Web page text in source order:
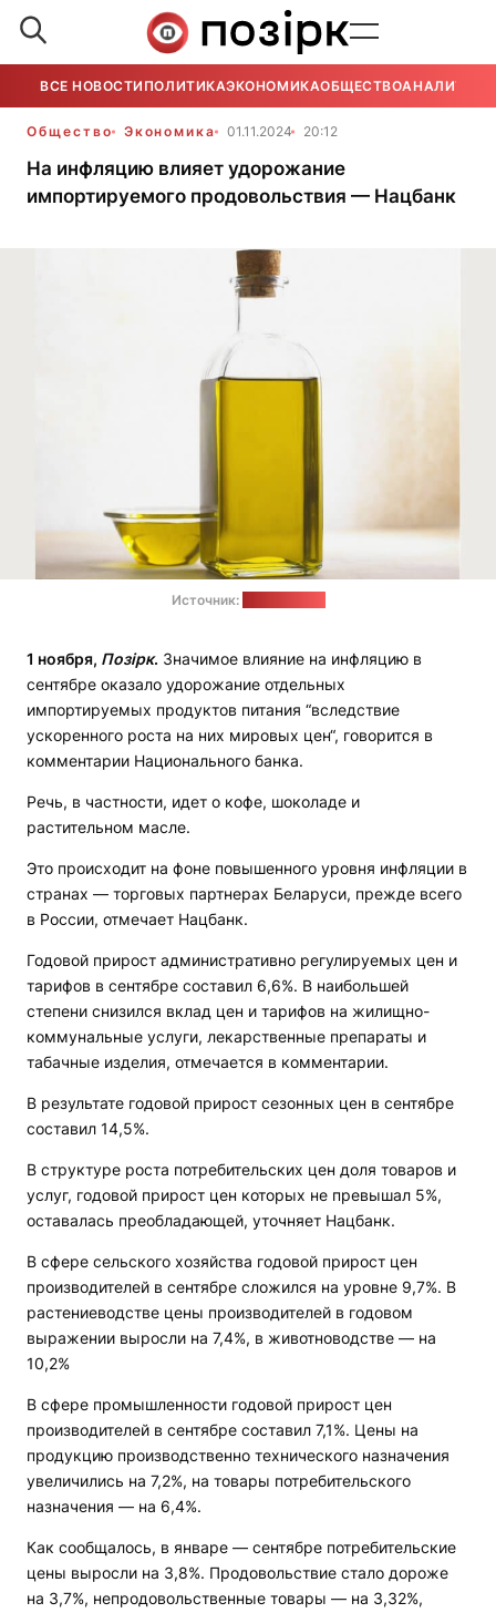
ВСЕ НОВОСТИ ПОЛИТИКАЭКОНОМИКАОБЩЕСТВОАНАЛИТИКА
Общество Экономика 01.11.2024 20:12
На инфляцию влияет удорожание
импортируемого продовольствия — Нацбанк
Источник:
1 ноября, Позірк. Значимое влияние на инфляцию в
сентябре оказало удорожание отдельных
импортируемых продуктов питания “вследствие
ускоренного роста на них мировых цен“, говорится в
комментарии Национального банка.
Речь, в частности, идет о кофе, шоколаде и
растительном масле.
Это происходит на фоне повышенного уровня инфляции в
странах — торговых партнерах Беларуси, прежде всего
в России, отмечает Нацбанк.
Годовой прирост административно регулируемых цен и
тарифов в сентябре составил 6,6%. В наибольшей
степени снизился вклад цен и тарифов на жилищно-
коммунальные услуги, лекарственные препараты и
табачные изделия, отмечается в комментарии.
В результате годовой прирост сезонных цен в сентябре
составил 14,5%.
В структуре роста потребительских цен доля товаров и
услуг, годовой прирост цен которых не превышал 5%,
оставалась преобладающей, уточняет Нацбанк.
В сфере сельского хозяйства годовой прирост цен
производителей в сентябре сложился на уровне 9,7%. В
растениеводстве цены производителей в годовом
выражении выросли на 7,4%, в животноводстве — на
10,2%
В сфере промышленности годовой прирост цен
производителей в сентябре составил 7,1%. Цены на
продукцию производственно технического назначения
увеличились на 7,2%, на товары потребительского
назначения — на 6,4%.
Как сообщалось, в январе — сентябре потребительские
цены выросли на 3,8%. Продовольствие стало дороже
на 3,7%, непродовольственные товары — на 3,32%,